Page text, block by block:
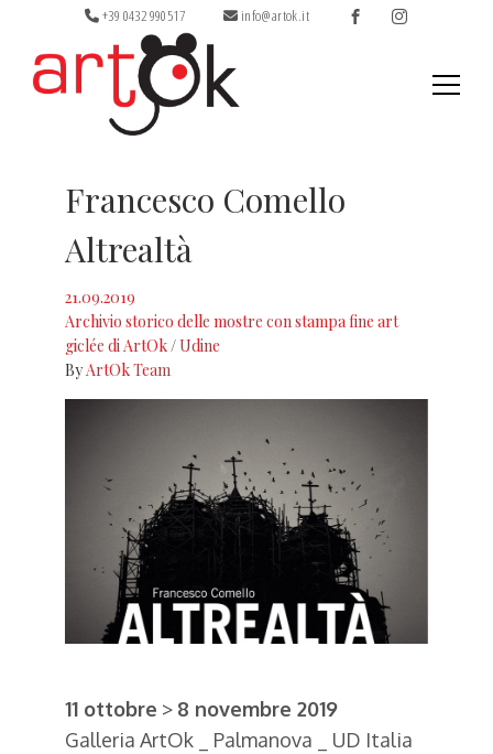
+39 0432 990517 info@artok.it
Francesco Comello
Altrealtà
21.09.2019
Archivio storico delle mostre con stampa fine art
giclée di ArtOk/Udine
ByArtOk Team
11 ottobre > 8 novembre 2019
Galleria ArtOk _ Palmanova _ UD Italia